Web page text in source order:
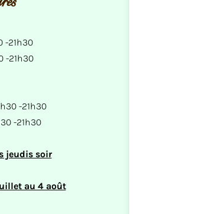
-21h30
-21h30
-21h30
-21h30
jeudis soir
au 4 août